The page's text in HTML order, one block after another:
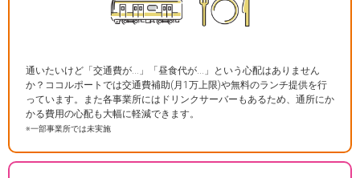
通いたいけど「交通費が…」「昼食代が…」という心配はありません
か？ココルポートでは交通費補助(月1万上限)や無料のランチ提供を行
っています。また各事業所にはドリンクサーバーもあるため、通所にか
かる費用の心配も大幅に軽減できます。
※一部事業所では未実施